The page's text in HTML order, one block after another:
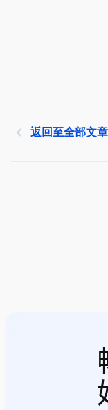
返回至全部文章